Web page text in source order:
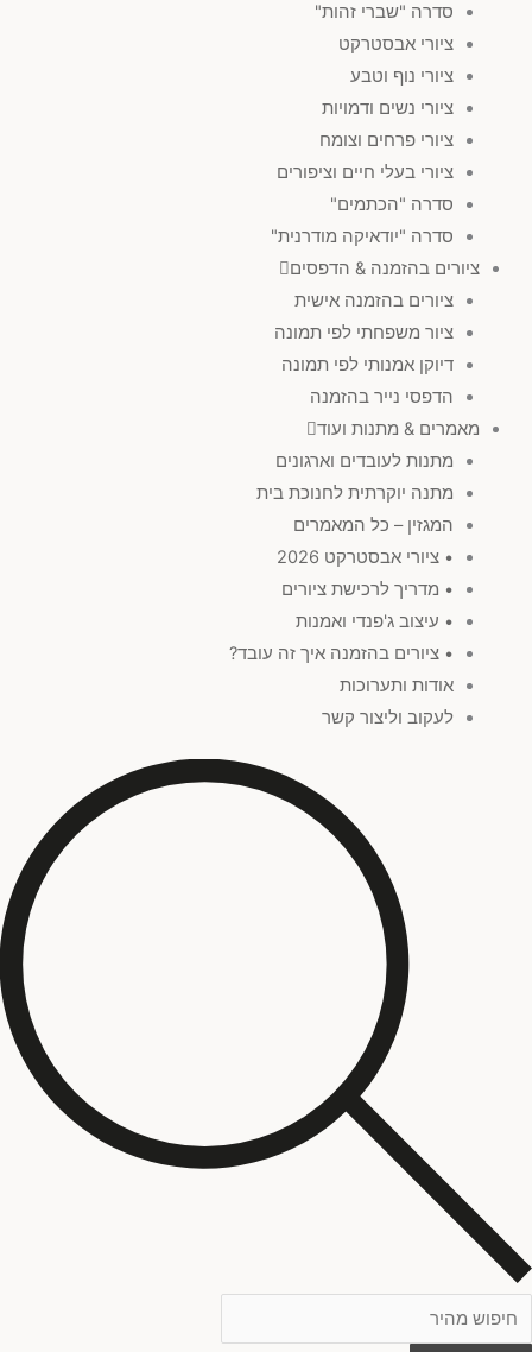
סדרה "שברי זהות"
ציורי אבסטרקט
ציורי נוף וטבע
ציורי נשים ודמויות
ציורי פרחים וצומח
ציורי בעלי חיים וציפורים
סדרה "הכתמים"
סדרה "יודאיקה מודרנית"
ציורים בהזמנה & הדפסים
ציורים בהזמנה אישית
ציור משפחתי לפי תמונה
דיוקן אמנותי לפי תמונה
הדפסי נייר בהזמנה
מאמרים & מתנות ועוד
מתנות לעובדים וארגונים
מתנה יוקרתית לחנוכת בית
המגזין – כל המאמרים
• ציורי אבסטרקט 2026
• מדריך לרכישת ציורים
• עיצוב ג'פנדי ואמנות
• ציורים בהזמנה איך זה עובד?
אודות ותערוכות
לעקוב וליצור קשר